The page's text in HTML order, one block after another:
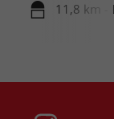
11,8 km -